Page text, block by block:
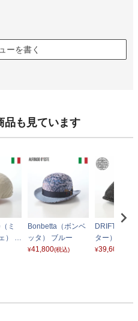
ーを書く
品も見ています
ミ
） C
Bonbetta（ボンベ
ッタ） ブルー
¥41,800(税込)
DRIFTER（
ター） 5524
¥39,600